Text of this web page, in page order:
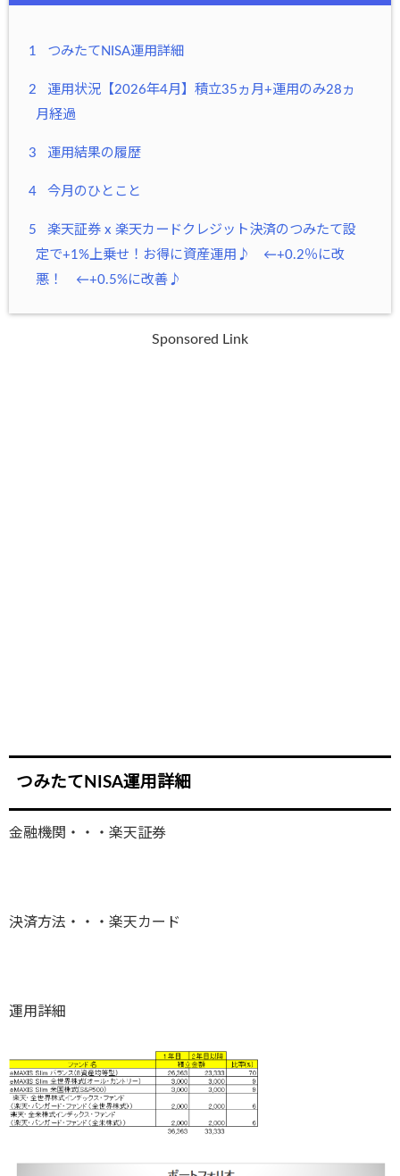
1 つみたてNISA運用詳細
2
運用状況【2026年4月】積立35ヵ月+運用のみ28ヵ
月経過
3 運用結果の履歴
4 今月のひとこと
5
楽天証券 x 楽天カードクレジット決済のつみたて設
定で+1%上乗せ！お得に資産運用♪ ←+0.2％に改
悪！ ←+0.5%に改善♪
Sponsored Link
つみたてNISA運用詳細
金融機関・・・楽天証券
決済方法・・・楽天カード
運用詳細